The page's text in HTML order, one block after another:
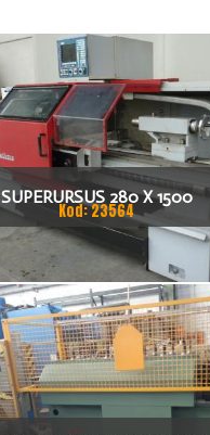
SUPERURSUS 280 X 1500
TOKARKA
Kod: 23564